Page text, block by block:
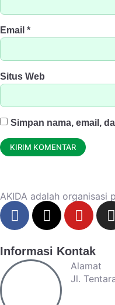
Email *
Situs Web
Simpan nama, email,
AKIDA adalah organisasi
Informasi Kontak
Alamat
Jl.